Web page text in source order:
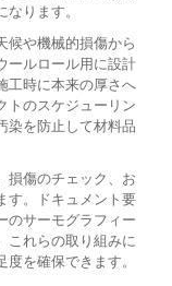
ります。
候や機械的損傷から
ールロール用に設計
工時に本来の厚さへ
トのスケジューリン
染を防止して材料品
損傷のチェック、お
す。ドキュメント要
のサーモグラフィー
これらの取り組みに
を確保できます。